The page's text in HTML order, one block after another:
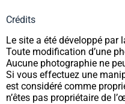
Crédits
Le site a été développé par
Toute modification d’une
Aucune photographie ne
Si vous effectuez une
est considéré comme
n’êtes pas propriétaire de